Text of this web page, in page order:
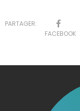
PARTAGER:
FACEBOOK